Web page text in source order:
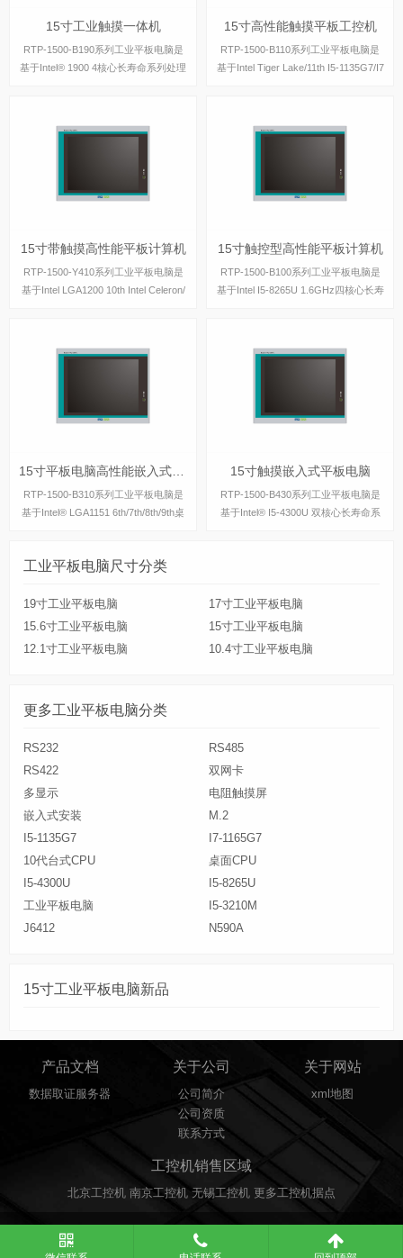
15寸工业触摸一体机
RTP-1500-B190系列工业平板电脑是
基于Intel® 1900 4核心长寿命系列处理
15寸高性能触摸平板工控机
RTP-1500-B110系列工业平板电脑是
基于Intel Tiger Lake/11th I5-1135G7/I7
15寸带触摸高性能平板计算机
RTP-1500-Y410系列工业平板电脑是
基于Intel LGA1200 10th Intel Celeron/
15寸触控型高性能平板计算机
RTP-1500-B100系列工业平板电脑是
基于Intel I5-8265U 1.6GHz四核心长寿
15寸平板电脑高性能嵌入式安装
RTP-1500-B310系列工业平板电脑是
基于Intel® LGA1151 6th/7th/8th/9th桌
dows操作系统。
15寸触摸嵌入式平板电脑
RTP-1500-B430系列工业平板电脑是
基于Intel® I5-4300U 双核心长寿命系
工业平板电脑尺寸分类
19寸工业平板电脑
17寸工业平板电脑
15.6寸工业平板电脑
15寸工业平板电脑
12.1寸工业平板电脑
10.4寸工业平板电脑
更多工业平板电脑分类
RS232
RS485
RS422
双网卡
多显示
电阻触摸屏
嵌入式安装
M.2
I5-1135G7
I7-1165G7
10代台式CPU
桌面CPU
I5-4300U
I5-8265U
工业平板电脑
I5-3210M
J6412
N590A
15寸工业平板电脑新品
产品文档
数据取证服务器
关于公司
公司简介
公司资质
联系方式
关于网站
xml地图
工控机销售区域
北京工控机 南京工控机 无锡工控机 更多工控机据点
www.kentron.com.cn.上海竞翀智能科技有限公司Copyright Some Rights Reserved.
P备14015061号-2